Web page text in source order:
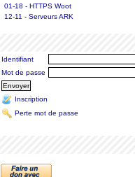
01-18 - HTTPS Woot
12-11 - Serveurs ARK
Identifiant
Mot de passe
Inscription
Perte mot de passe